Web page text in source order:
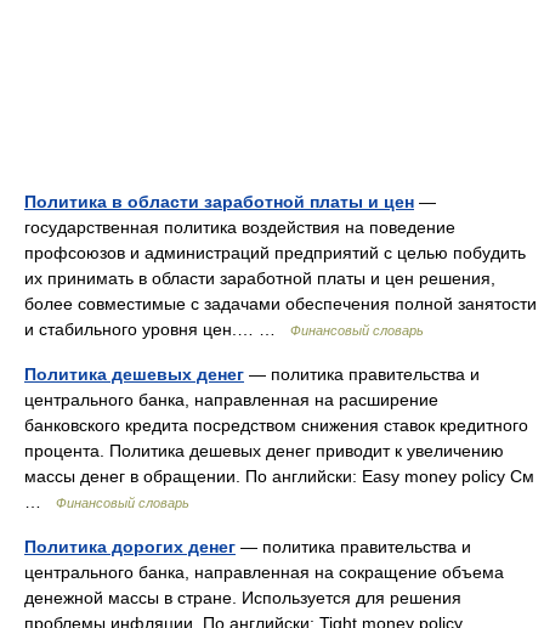
Политика в области заработной платы и цен —
государственная политика воздействия на поведение
профсоюзов и администраций предприятий с целью побудить
их принимать в области заработной платы и цен решения,
более совместимые с задачами обеспечения полной занятости
и стабильного уровня цен.… …
Финансовый словарь
Политика дешевых денег — политика правительства и
центрального банка, направленная на расширение
банковского кредита посредством снижения ставок кредитного
процента. Политика дешевых денег приводит к увеличению
массы денег в обращении. По английски: Easy money policy См
Финансовый словарь
Политика дорогих денег — политика правительства и
центрального банка, направленная на сокращение объема
денежной массы в стране. Используется для решения
проблемы инфляции. По английски: Tight money policy